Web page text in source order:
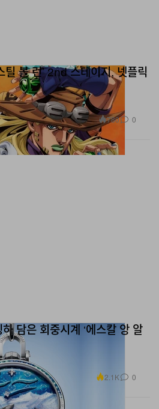
틸 볼 런’ 2nd 스테이지, 넷플릭
780 0
담은 회중시계 ‘에스칼 앙 알
2.1K 0